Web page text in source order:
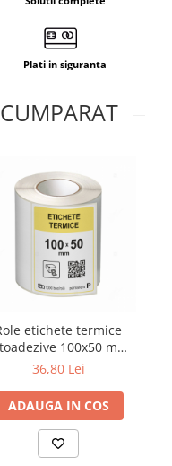
Plati in siguranta
etichete termice
100x50 mm,
1000 etichete/rola
36,80 Lei
ADAUGA IN COS